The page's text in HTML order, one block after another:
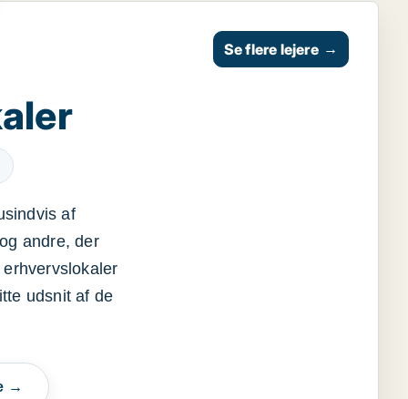
af
andre, der
udsnit af de
→
Se flere lejere →